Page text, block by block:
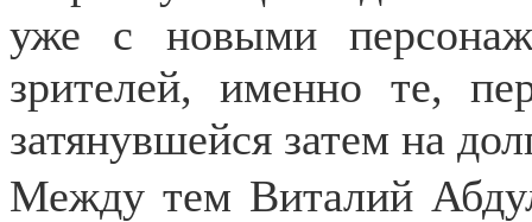
уже с новыми
зрителей, именно те,
затянувшейся затем на
Между тем Виталий